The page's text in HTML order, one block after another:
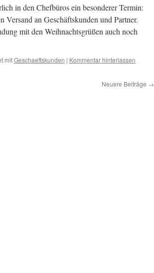
in den Chefbüros ein besonderer Termin:
an Geschäftskunden und Partner.
mit den Weihnachtsgrüßen auch noch
mitGeschaeftskunden | Kommentar hinterlassen
Neuere Beiträge →